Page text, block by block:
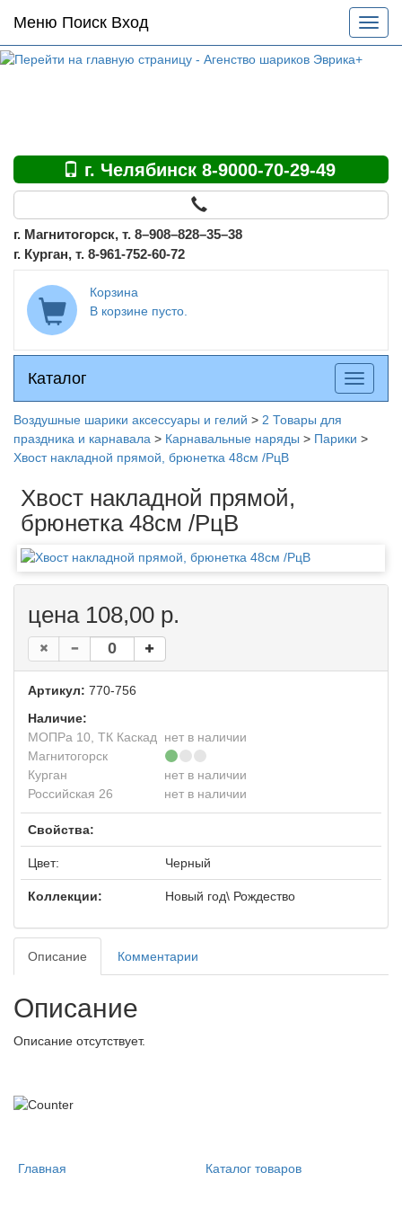
Основное
меню
по
Меню Поиск Вход
меню
г. Челябинск 8-9000-70-29-49
г. Магнитогорск, т. 8–908–828–35–38
г. Курган, т. 8-961-752-60-72
Корзина
В корзине пусто.
Каталог
Каталог
меню
Воздушные шарики аксессуары и гелий > 2 Товары для
праздника и карнавала > Карнавальные наряды > Парики >
Хвост накладной прямой, брюнетка 48см /РцВ
Хвост накладной прямой,
брюнетка 48см /РцВ
цена 108,00 р.
Артикул: 770-756
Наличие:
МОПРа 10, ТК Каскад
нет в наличии
Магнитогорск
Курган
нет в наличии
Российская 26
нет в наличии
Свойства:
Цвет: Черный
Коллекции: Новый год\ Рождество
Описание Комментарии
Описание
Описание отсутствует.
Главная Каталог товаров